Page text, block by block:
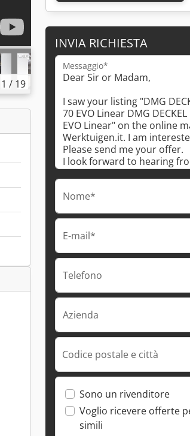
1 / 19
INVIA RICHIESTA
Messaggio*
Nome*
E-mail*
Telefono
Azienda
Codice postale e città
Sono un rivenditore
Voglio ricevere offerte
simili